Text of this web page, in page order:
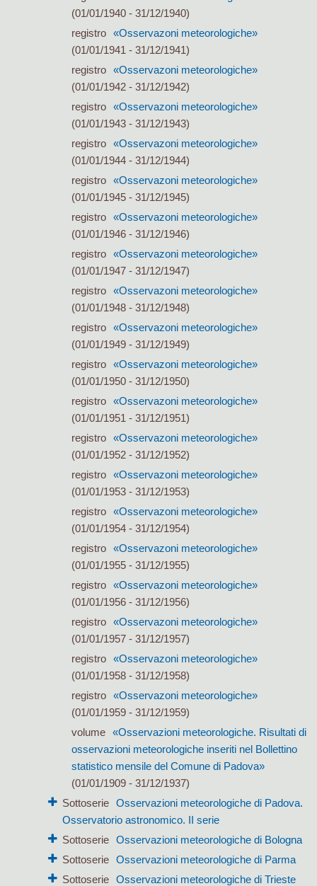
(01/01/1940 - 31/12/1940)
registro «Osservazoni meteorologiche»
(01/01/1941 - 31/12/1941)
registro «Osservazoni meteorologiche»
(01/01/1942 - 31/12/1942)
registro «Osservazoni meteorologiche»
(01/01/1943 - 31/12/1943)
registro «Osservazoni meteorologiche»
(01/01/1944 - 31/12/1944)
registro «Osservazoni meteorologiche»
(01/01/1945 - 31/12/1945)
registro «Osservazoni meteorologiche»
(01/01/1946 - 31/12/1946)
registro «Osservazoni meteorologiche»
(01/01/1947 - 31/12/1947)
registro «Osservazoni meteorologiche»
(01/01/1948 - 31/12/1948)
registro «Osservazoni meteorologiche»
(01/01/1949 - 31/12/1949)
registro «Osservazoni meteorologiche»
(01/01/1950 - 31/12/1950)
registro «Osservazoni meteorologiche»
(01/01/1951 - 31/12/1951)
registro «Osservazoni meteorologiche»
(01/01/1952 - 31/12/1952)
registro «Osservazoni meteorologiche»
(01/01/1953 - 31/12/1953)
registro «Osservazoni meteorologiche»
(01/01/1954 - 31/12/1954)
registro «Osservazoni meteorologiche»
(01/01/1955 - 31/12/1955)
registro «Osservazoni meteorologiche»
(01/01/1956 - 31/12/1956)
registro «Osservazoni meteorologiche»
(01/01/1957 - 31/12/1957)
registro «Osservazoni meteorologiche»
(01/01/1958 - 31/12/1958)
registro «Osservazoni meteorologiche»
(01/01/1959 - 31/12/1959)
volume «Osservazioni meteorologiche. Risultati di
osservazioni meteorologiche inseriti nel Bollettino
statistico mensile del Comune di Padova»
(01/01/1909 - 31/12/1937)
Sottoserie
Osservazioni meteorologiche di Padova.
Osservatorio astronomico. II serie
Sottoserie
Osservazioni meteorologiche di Bologna
Sottoserie
Osservazioni meteorologiche di Parma
Sottoserie
Osservazioni meteorologiche di Trieste